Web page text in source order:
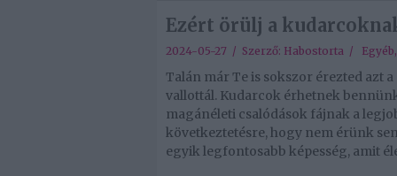
Ezért örülj a
2024-05-27 / Szerző: Habostorta / Egyéb,
Talán már Te is sokszor érezted azt
vallottál. Kudarcok érhetnek
magánéleti csalódások fájnak a
következtetésre, hogy nem érünk
egyik legfontosabb képesség, amit